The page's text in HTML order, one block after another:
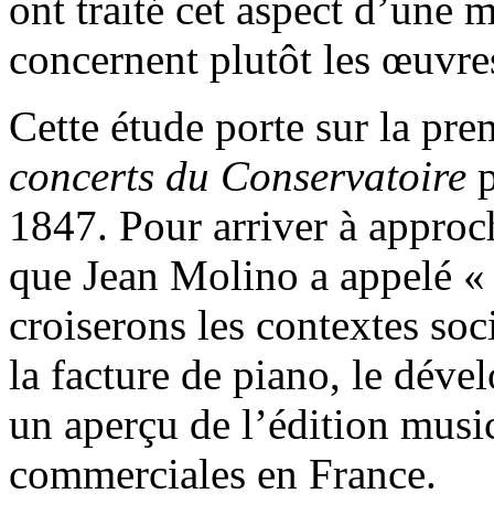
concernent plutôt les
Cette étude porte sur la
concerts du Conservatoire
1847. Pour arriver à
que Jean Molino a appelé
croiserons les contextes
la facture de piano, le
un aperçu de l’édition
commerciales en France.